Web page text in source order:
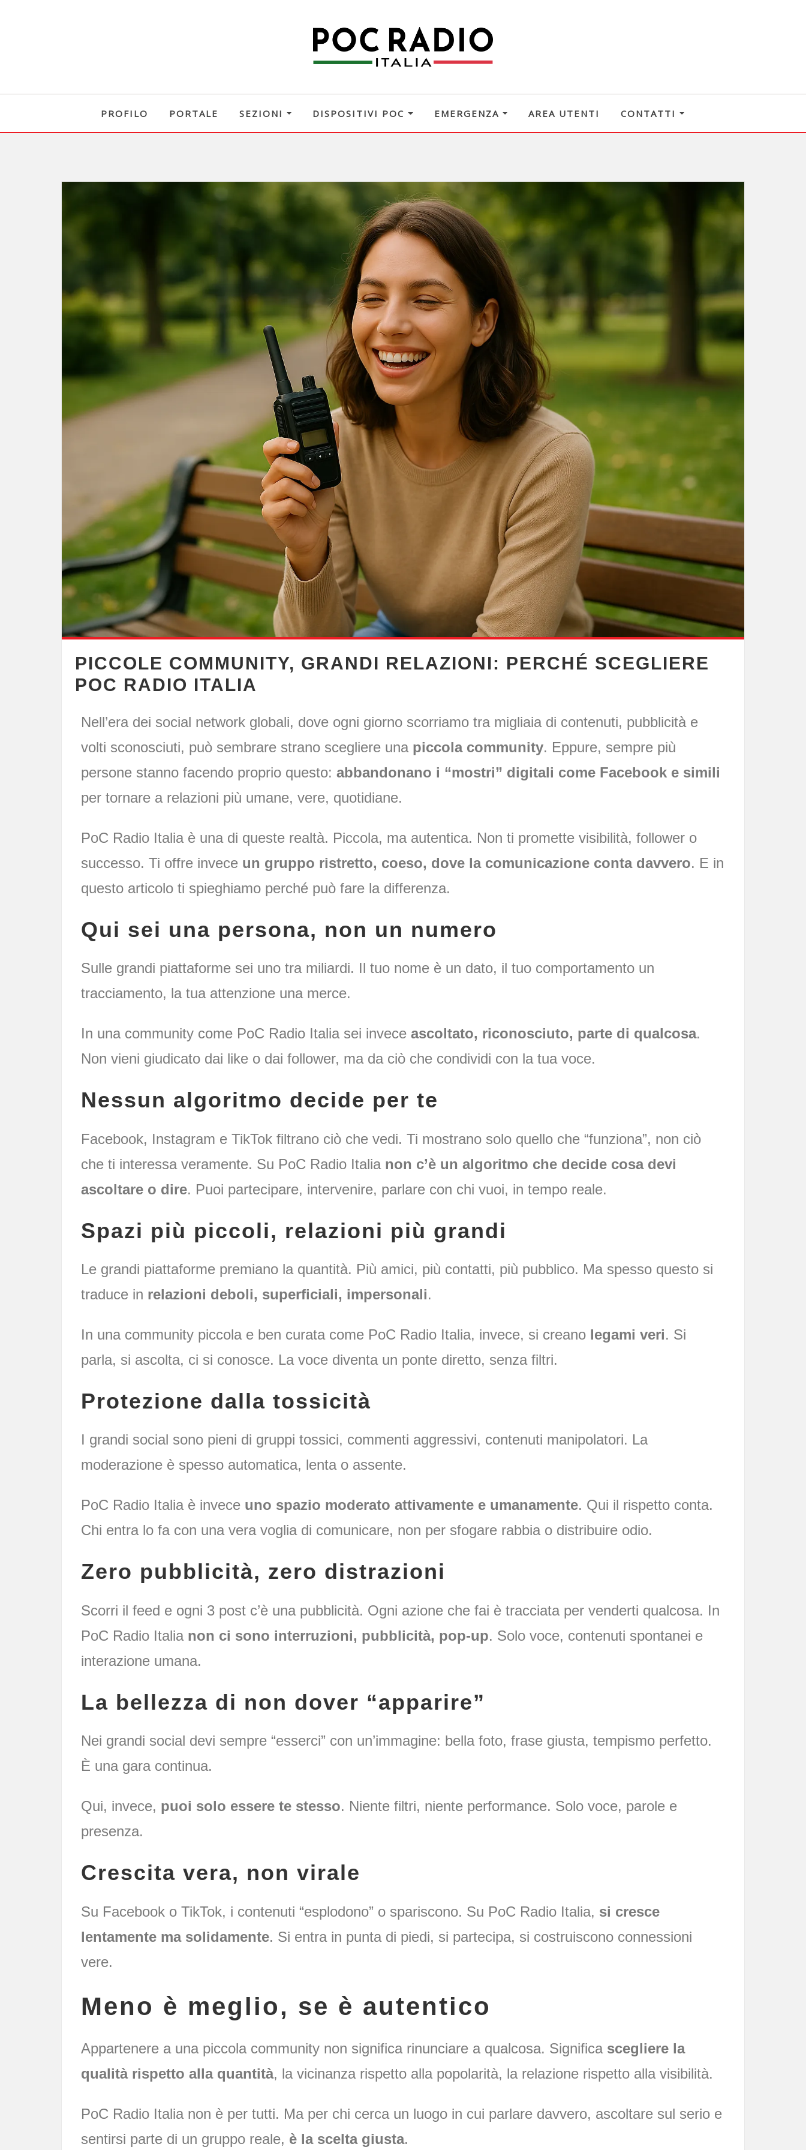
PROFILO PORTALE SEZIONI DISPOSITIVI POC EMERGENZA AREA UTENTI CONTATTI
PICCOLE COMMUNITY, GRANDI RELAZIONI: PERCHÉ SCEGLIERE
POC RADIO ITALIA
Nell’era dei social network globali, dove ogni giorno scorriamo tra migliaia di contenuti, pubblicità e
volti sconosciuti, può sembrare strano scegliere una piccola community. Eppure, sempre più
persone stanno facendo proprio questo: abbandonano i “mostri” digitali come Facebook e simili
per tornare a relazioni più umane, vere, quotidiane.
PoC Radio Italia è una di queste realtà. Piccola, ma autentica. Non ti promette visibilità, follower o
successo. Ti offre invece un gruppo ristretto, coeso, dove la comunicazione conta davvero. E in
questo articolo ti spieghiamo perché può fare la differenza.
Qui sei una persona, non un numero
Sulle grandi piattaforme sei uno tra miliardi. Il tuo nome è un dato, il tuo comportamento un
tracciamento, la tua attenzione una merce.
In una community come PoC Radio Italia sei invece ascoltato, riconosciuto, parte di qualcosa.
Non vieni giudicato dai like o dai follower, ma da ciò che condividi con la tua voce.
Nessun algoritmo decide per te
Facebook, Instagram e TikTok filtrano ciò che vedi. Ti mostrano solo quello che “funziona”, non ciò
che ti interessa veramente. Su PoC Radio Italia non c’è un algoritmo che decide cosa devi
ascoltare o dire. Puoi partecipare, intervenire, parlare con chi vuoi, in tempo reale.
Spazi più piccoli, relazioni più grandi
Le grandi piattaforme premiano la quantità. Più amici, più contatti, più pubblico. Ma spesso questo si
traduce in relazioni deboli, superficiali, impersonali.
In una community piccola e ben curata come PoC Radio Italia, invece, si creano legami veri. Si
parla, si ascolta, ci si conosce. La voce diventa un ponte diretto, senza filtri.
Protezione dalla tossicità
I grandi social sono pieni di gruppi tossici, commenti aggressivi, contenuti manipolatori. La
moderazione è spesso automatica, lenta o assente.
PoC Radio Italia è invece uno spazio moderato attivamente e umanamente. Qui il rispetto conta.
Chi entra lo fa con una vera voglia di comunicare, non per sfogare rabbia o distribuire odio.
Zero pubblicità, zero distrazioni
Scorri il feed e ogni 3 post c’è una pubblicità. Ogni azione che fai è tracciata per venderti qualcosa. In
PoC Radio Italia non ci sono interruzioni, pubblicità, pop-up. Solo voce, contenuti spontanei e
interazione umana.
La bellezza di non dover “apparire”
Nei grandi social devi sempre “esserci” con un’immagine: bella foto, frase giusta, tempismo perfetto.
È una gara continua.
Qui, invece, puoi solo essere te stesso. Niente filtri, niente performance. Solo voce, parole e
presenza.
Crescita vera, non virale
Su Facebook o TikTok, i contenuti “esplodono” o spariscono. Su PoC Radio Italia, si cresce
lentamente ma solidamente. Si entra in punta di piedi, si partecipa, si costruiscono connessioni
vere.
Meno è meglio, se è autentico
Appartenere a una piccola community non significa rinunciare a qualcosa. Significa scegliere la
qualità rispetto alla quantità, la vicinanza rispetto alla popolarità, la relazione rispetto alla visibilità.
PoC Radio Italia non è per tutti. Ma per chi cerca un luogo in cui parlare davvero, ascoltare sul serio e
sentirsi parte di un gruppo reale, è la scelta giusta.